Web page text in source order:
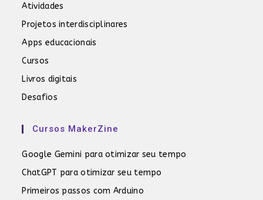
Atividades
Projetos interdisciplinares
Apps educacionais
Cursos
Livros digitais
Desafios
Cursos MakerZine
Google Gemini para otimizar seu tempo
ChatGPT para otimizar seu tempo
Primeiros passos com Arduino